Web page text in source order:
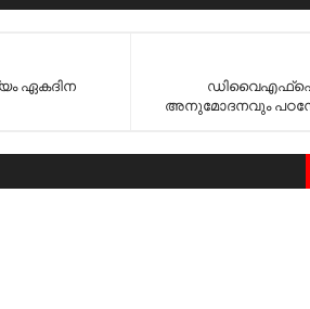
ഡിവൈഎഫ്ഐ
അനുമോദനവും
ഏകദിന